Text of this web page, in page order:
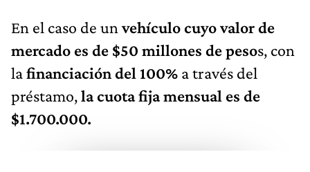
En el caso de un vehículo cuyo valor de
mercado es de $50 millones de pesos, con
lafinanciación del 100% a través del
préstamo,la cuota fija mensual es de
$1.700.000.